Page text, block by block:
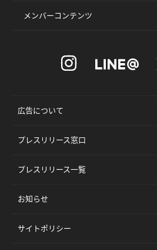
メンバーコンテンツ
広告について
プレスリリース窓口
プレスリリース一覧
お知らせ
サイトポリシー